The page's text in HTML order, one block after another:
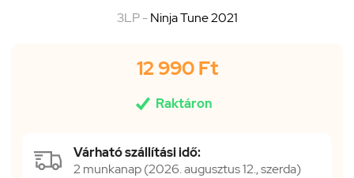
3LP -Ninja Tune 2021
12 990 Ft
 Raktáron
Várható szállítási idő:
2 munkanap (2026. augusztus 12., szerda)